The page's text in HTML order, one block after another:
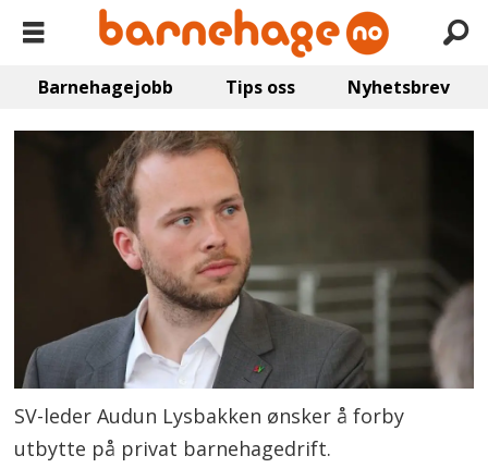
Barnehagejobb Tips oss Nyhetsbrev
SV-leder Audun Lysbakken ønsker å forby
utbytte på privat barnehagedrift.